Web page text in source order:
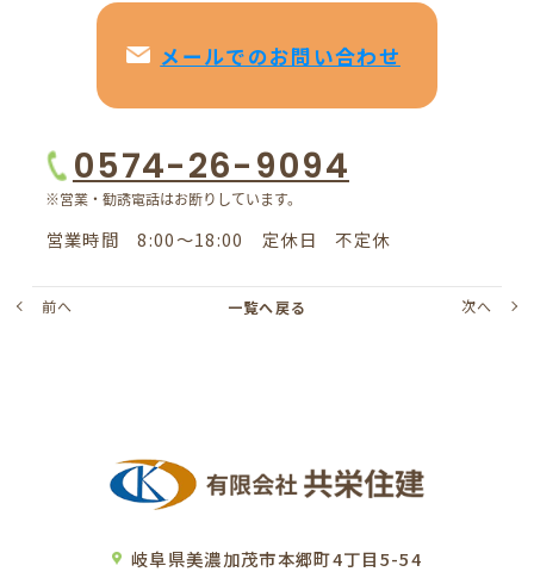
メールでのお問い合わせ
0574-26-9094
営業時間 8:00～18:00 定休日 不定休
前へ 一覧へ戻る 次へ
岐阜県美濃加茂市本郷町4丁目5-54